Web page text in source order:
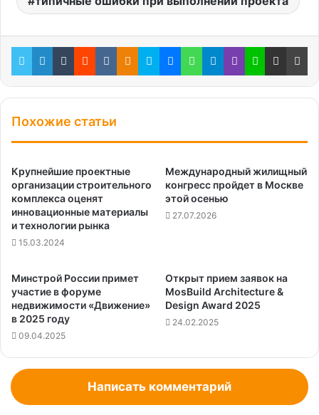
TwitterLinkedInTumblrRedditВконтакте
Одноклассники
SkypeMessenger
WhatsApp
Telegram
ViberLine Поделиться через электронную почту
Похожие статьи
Крупнейшие проектные
организации строительного
комплекса оценят
инновационные материалы
и технологии рынка
15.03.2024
Международный жилищный
конгресс пройдет в Москве
этой осенью
27.07.2026
Минстрой России примет
участие в форуме
недвижимости «Движение»
в 2025 году
09.04.2025
Открыт прием заявок на
MosBuild Architecture &
Design Award 2025
24.02.2025
Написать комментарий